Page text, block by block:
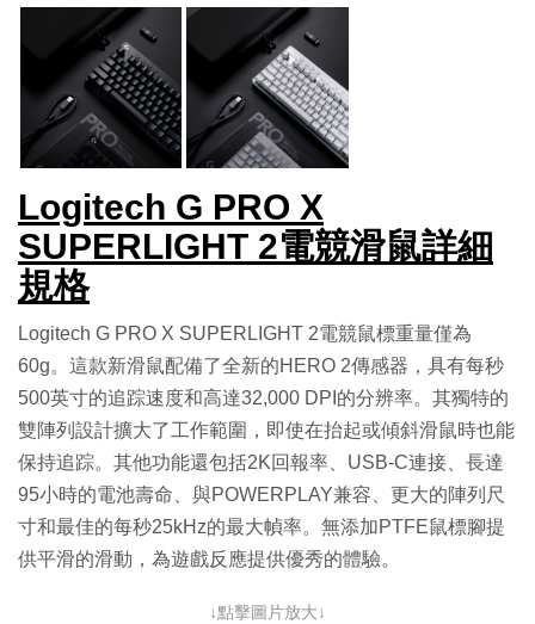
Logitech G PRO X
SUPERLIGHT 2電競滑鼠詳細
規格
Logitech G PRO X SUPERLIGHT 2電競鼠標重量僅為
60g。這款新滑鼠配備了全新的HERO 2傳感器，具有每秒
500英寸的追踪速度和高達32,000 DPI的分辨率。其獨特的
雙陣列設計擴大了工作範圍，即使在抬起或傾斜滑鼠時也能
保持追踪。其他功能還包括2K回報率、USB-C連接、長達
95小時的電池壽命、與POWERPLAY兼容、更大的陣列尺
寸和最佳的每秒25kHz的最大幀率。無添加PTFE鼠標腳提
供平滑的滑動，為遊戲反應提供優秀的體驗。
↓點擊圖片放大↓